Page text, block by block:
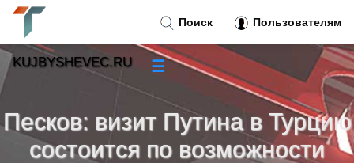
Песков: визит Путина в Турцию
состоится по возможности
Поиск Пользователям
KUJBYSHEVEC.RU ☰
»
Тренды новостей»